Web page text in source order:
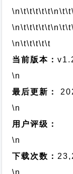
\n\t\t\t\t\t
\n\t\t\t\t\t
\n\t\t\t\t\t
当前版本：
\n
最后更新：
\n
用户评级：
\n
下载次数：
\n